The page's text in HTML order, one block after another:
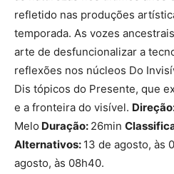
refletido nas produções
temporada. As vozes
arte de desfuncionalizar a
reflexões nos núcleos Do
Dis tópicos do Presente, que
e a fronteira do visível.
Melo Duração: 26min
Alternativos: 13 de agosto, às
agosto, às 08h40.